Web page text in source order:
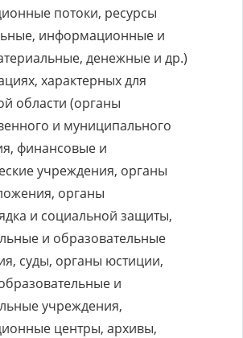
потоки, ресурсы
информационные и
денежные и др.)
характерных для
области (органы
и муниципального
финансовые и
учреждения, органы
органы
и социальной защиты,
и образовательные
суды, органы юстиции,
и
учреждения,
центры, архивы,